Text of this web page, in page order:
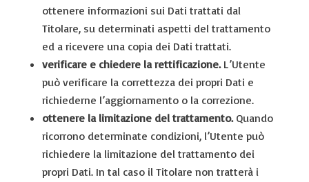
ottenere informazioni sui Dati trattati dal
Titolare, su determinati aspetti del trattamento
ed a ricevere una copia dei Dati trattati.
verificare e chiedere la rettificazione.L’Utente
può verificare la correttezza dei propri Dati e
richiederne l’aggiornamento o la correzione.
ottenere la limitazione del trattamento.Quando
ricorrono determinate condizioni, l’Utente può
richiedere la limitazione del trattamento dei
propri Dati. In tal caso il Titolare non tratterà i